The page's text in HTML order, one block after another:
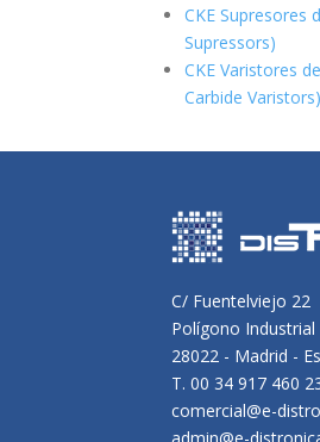
CKE Supresores
Supressors)
CKE Varistores
Carbide Varistors)
C/ Fuentelviejo 22
Polígono Industrial
28022 - Madrid -
T. 00 34 917 460
comercial@e-